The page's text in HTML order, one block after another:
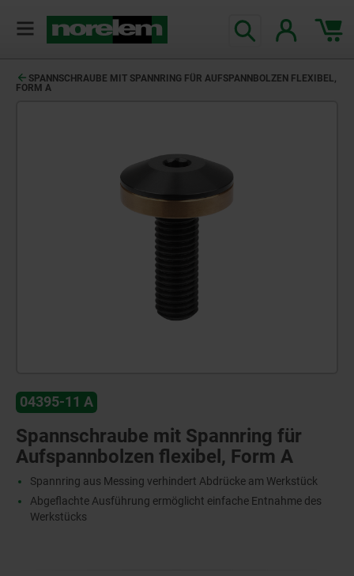
SPANNSCHRAUBE MIT SPANNRING FÜR AUFSPANNBOLZEN FLEXIBEL,
FORM A
04395-11 A
Spannschraube mit Spannring für
Aufspannbolzen flexibel, Form A
Spannring aus Messing verhindert Abdrücke am Werkstück
Abgeflachte Ausführung ermöglicht einfache Entnahme des
Werkstücks